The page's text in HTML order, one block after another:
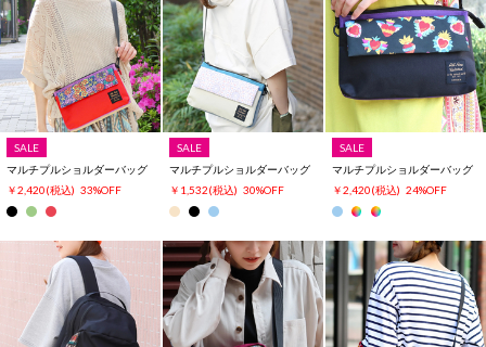
SALE
マルチプルショルダーバッグ
￥2,420(税込) 33%OFF
SALE
マルチプルショルダーバッグ
￥1,532(税込) 30%OFF
SALE
マルチプルショルダーバッグ
￥2,420(税込) 24%OFF